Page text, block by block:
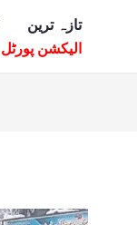
تازہ ترین
الیکشن پورٹل 26